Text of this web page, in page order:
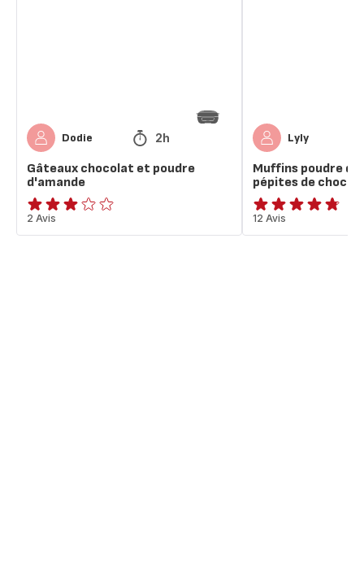
Dodie 2h
Gâteaux chocolat et poudre
d'amande
Avis
3
2 Avis
Lyly
Muffins poudre
pépites de
ratings.4.7
12 Avis